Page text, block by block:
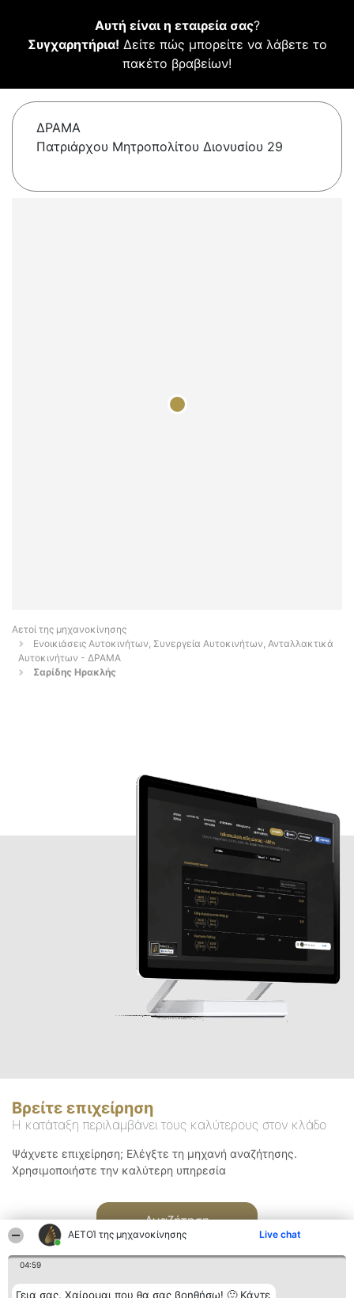
ΑΕΤΟΊ της μηχανοκίνησης Live chat
04:59
Γεια σας. Χαίρομαι που θα σας βοηθήσω! 🙂 Κάντε
Αυτή είναι η εταιρεία σας?
Συγχαρητήρια! Δείτε πώς μπορείτε να λάβετε το
πακέτο βραβείων!
ΔΡΑΜΑ
Πατριάρχου Μητροπολίτου Διονυσίου 29
Αετοί της μηχανοκίνησης
Ενοικιάσεις Αυτοκινήτων, Συνεργεία Αυτοκινήτων, Ανταλλακτικά
Αυτοκινήτων - ΔΡΑΜΑ
Σαρίδης Ηρακλής
Βρείτε επιχείρηση
Η κατάταξη περιλαμβάνει τους καλύτερους στον κλάδο
Ψάχνετε επιχείρηση; Ελέγξτε τη μηχανή αναζήτησης.
Χρησιμοποιήστε την καλύτερη υπηρεσία
Αναζήτηση